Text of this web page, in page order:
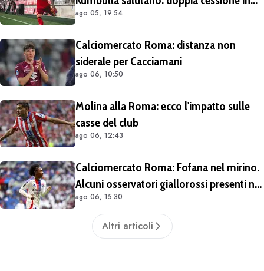
Spagna
ago 05, 19:54
Calciomercato Roma: distanza non
siderale per Cacciamani
ago 06, 10:50
Molina alla Roma: ecco l'impatto sulle
casse del club
ago 06, 12:43
Calciomercato Roma: Fofana nel mirino.
Alcuni osservatori giallorossi presenti nel
match di Champions con il Lione
ago 06, 15:30
Altri articoli